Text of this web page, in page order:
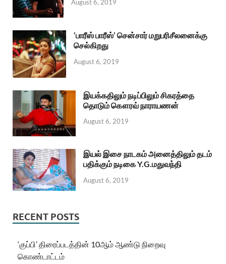
August 6, 2019
‘பாரீஸ் பாரீஸ்’ சென்சார் மறுபரிசீலனைக்கு
செல்கிறது
August 6, 2019
இயக்கதிலும் நடிப்பிலும் சிகரத்தை
தொடும் கௌரவ் நாராயணன்
August 6, 2019
இயல் இசை நாடகம் அனைத்திலும் தடம்
பதிக்கும் நடிகை Y.G.மதுவந்தி
August 6, 2019
RECENT POSTS
‘குப்பி’ திரைப்படத்தின் 10ஆம் ஆண்டு நிறைவு
கொண்டாட்டம்